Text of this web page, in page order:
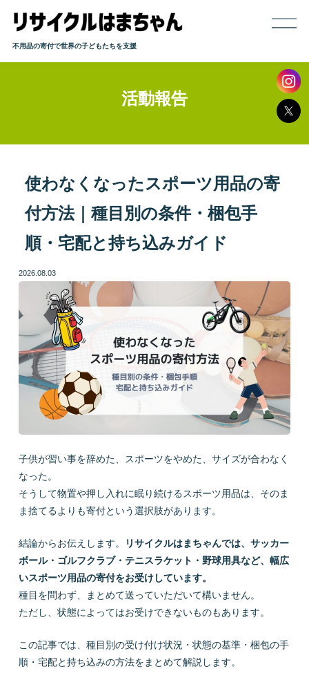
ホーム
寄付までの流れ
取り扱い品目
発送方法
活動報告
会社概要
不用品の寄付で世界の子どもたちを支援
活動報告
使わなくなったスポーツ用品の寄
付方法｜種目別の条件・梱包手
順・宅配と持ち込みガイド
2026.08.03
子供が習い事を辞めた、スポーツをやめた、サイズが合わなく
なった。
そうして物置や押し入れに眠り続けるスポーツ用品は、そのま
ま捨てるよりも寄付という選択肢があります。
結論からお伝えします。
リサイクルはまちゃんでは、サッカー
ボール・ゴルフクラブ・テニスラケット・野球用具など、幅広
いスポーツ用品の寄付をお受けしています。
種目を問わず、まとめて送っていただいて構いません。
ただし、状態によってはお受けできないものもあります。
この記事では、種目別の受け付け状況・状態の基準・梱包の手
順・宅配と持ち込みの方法をまとめて解説します。